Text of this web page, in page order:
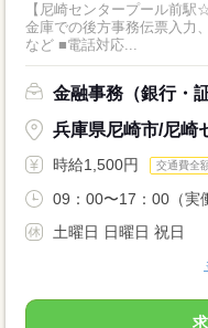
【尼崎センタープール前駅☆
金庫での後方事務伝票入力
など ■電話対応...
金融事務（銀行・証
兵庫県尼崎市/尼崎
時給1,500円 交通費全
09：00〜17：00（実
土曜日 日曜日 祝日